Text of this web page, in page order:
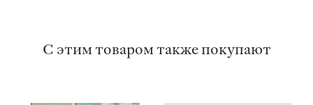
С этим товаром также покупают